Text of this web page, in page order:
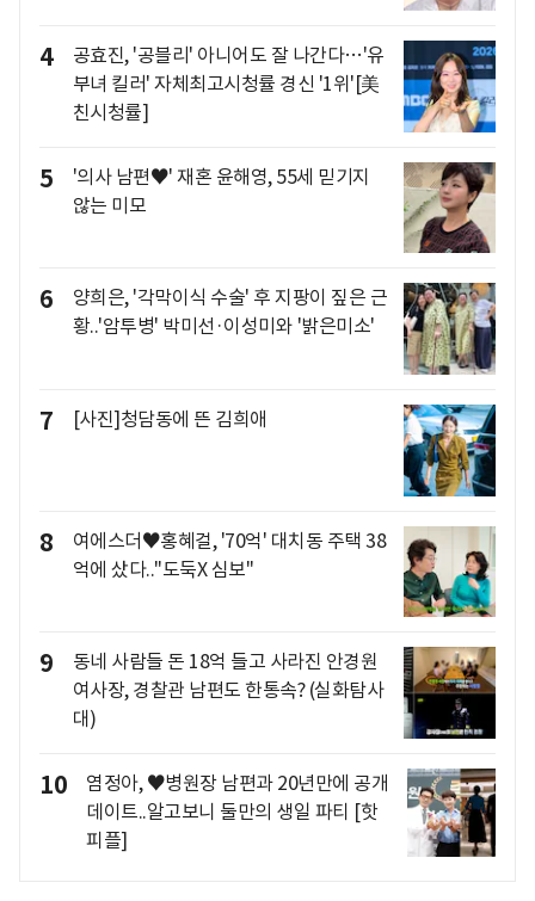
4
공효진, '공블리' 아니어도 잘 나간다…'유
부녀 킬러' 자체최고시청률 경신 '1위'[美
친시청률]
5
'의사 남편♥' 재혼 윤해영, 55세 믿기지
않는 미모
6
양희은, '각막이식 수술' 후 지팡이 짚은 근
황..'암투병' 박미선·이성미와 '밝은미소'
7 [사진]청담동에 뜬 김희애
8
여에스더♥홍혜걸, '70억' 대치동 주택 38
억에 샀다.."도둑X 심보"
9
동네 사람들 돈 18억 들고 사라진 안경원
여사장, 경찰관 남편도 한통속? (실화탐사
대)
10
염정아, ♥병원장 남편과 20년만에 공개
데이트..알고보니 둘만의 생일 파티 [핫
피플]